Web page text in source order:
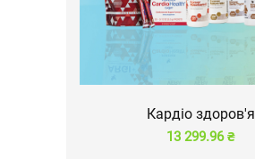
Кардіо здоров'я
13 299.96 ₴